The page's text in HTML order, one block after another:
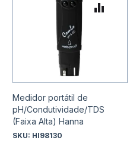
Medidor portátil de
pH/Condutividade/TDS
(Faixa Alta) Hanna
SKU: HI98130